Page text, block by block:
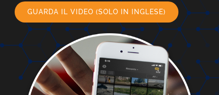
GUARDA IL VIDEO (SOLO IN INGLESE)